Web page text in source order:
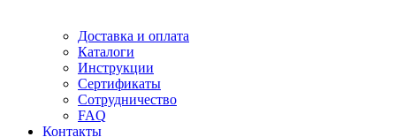
Доставка и оплата
Каталоги
Инструкции
Сертификаты
Сотрудничество
FAQ
Контакты